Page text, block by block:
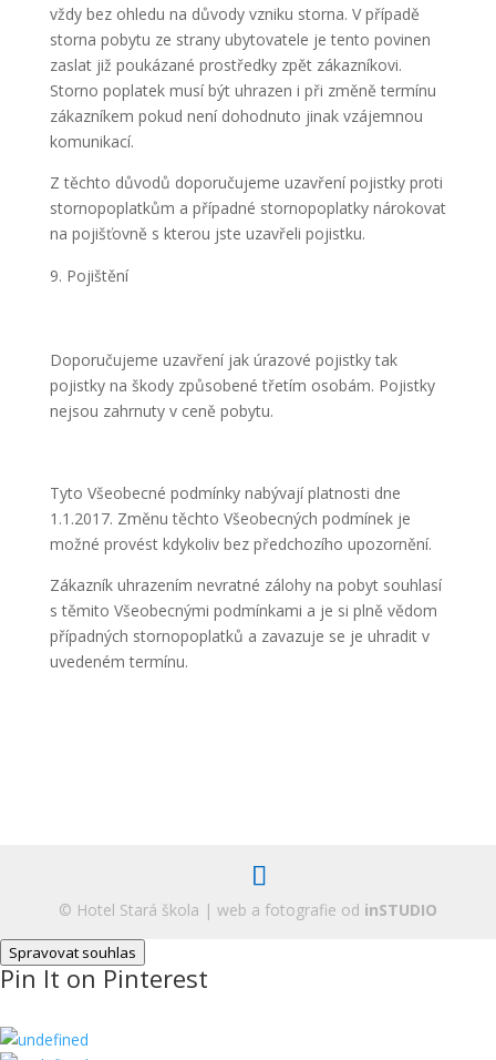
vždy bez ohledu na důvody vzniku storna. V případě
storna pobytu ze strany ubytovatele je tento povinen
zaslat již poukázané prostředky zpět zákazníkovi.
Storno poplatek musí být uhrazen i při změně termínu
zákazníkem pokud není dohodnuto jinak vzájemnou
komunikací.
Z těchto důvodů doporučujeme uzavření pojistky proti
stornopoplatkům a případné stornopoplatky nárokovat
na pojišťovně s kterou jste uzavřeli pojistku.
Pojištění
Doporučujeme uzavření jak úrazové pojistky tak
pojistky na škody způsobené třetím osobám. Pojistky
nejsou zahrnuty v ceně pobytu.
Tyto Všeobecné podmínky nabývají platnosti dne
1.1.2017. Změnu těchto Všeobecných podmínek je
možné provést kdykoliv bez předchozího upozornění.
Zákazník uhrazením nevratné zálohy na pobyt souhlasí
s těmito Všeobecnými podmínkami a je si plně vědom
případných stornopoplatků a zavazuje se je uhradit v
uvedeném termínu.
© Hotel Stará škola | web a fotografie od inSTUDIO
Spravovat souhlas
Pin It on Pinterest